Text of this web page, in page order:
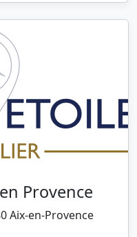
Provence
Aix-en-Provence